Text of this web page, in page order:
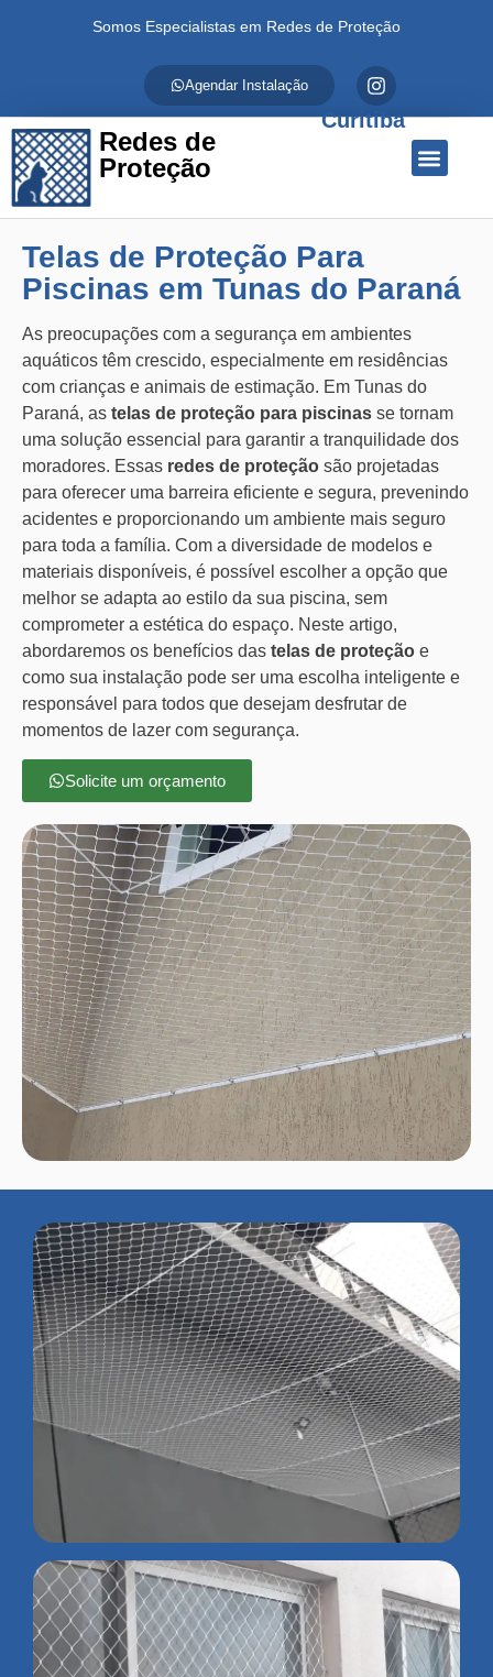
Somos Especialistas em Redes de Proteção
Agendar Instalação
Redes de
Proteção
Curitiba
Telas de Proteção Para
Piscinas em Tunas do Paraná
As preocupações com a segurança em ambientes
aquáticos têm crescido, especialmente em residências
com crianças e animais de estimação. Em Tunas do
Paraná, as telas de proteção para piscinas se tornam
uma solução essencial para garantir a tranquilidade dos
moradores. Essas redes de proteção são projetadas
para oferecer uma barreira eficiente e segura, prevenindo
acidentes e proporcionando um ambiente mais seguro
para toda a família. Com a diversidade de modelos e
materiais disponíveis, é possível escolher a opção que
melhor se adapta ao estilo da sua piscina, sem
comprometer a estética do espaço. Neste artigo,
abordaremos os benefícios das telas de proteção e
como sua instalação pode ser uma escolha inteligente e
responsável para todos que desejam desfrutar de
momentos de lazer com segurança.
Solicite um orçamento